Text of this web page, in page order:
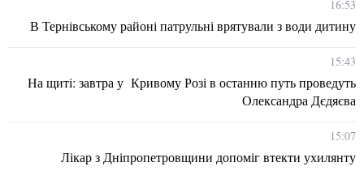
16:53
В Тернівському районі патрульні врятували з води дитину
15:43
На щиті: завтра у Кривому Розі в останню путь проведуть
Олександра Дєдяєва
15:07
Лікар з Дніпропетровщини допоміг втекти ухилянту